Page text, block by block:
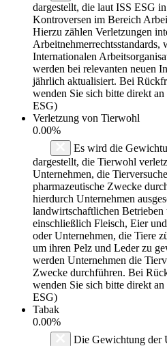
dargestellt, die laut ISS ESG
Kontroversen im Bereich
Hierzu zählen Verletzungen
Internationalen
werden bei relevanten neuen
jährlich aktualisiert. Bei
wenden Sie sich bitte direkt
ESG)
Verletzung von Tierwohl
0.00%
Es wird die
dargestellt, die Tierwohl
Unternehmen, die
pharmazeutische Zwecke
hierdurch Unternehmen
landwirtschaftlichen
einschließlich Fleisch, Eier
oder Unternehmen, die Tiere
um ihren Pelz und Leder zu
werden Unternehmen die
Zwecke durchführen. Bei
wenden Sie sich bitte direkt
ESG)
Tabak
0.00%
Die Gewichtung der